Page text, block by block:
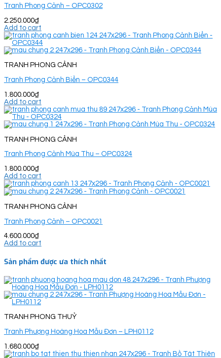
Tranh Phong Cảnh – OPC0302
2.250.000₫
Add to cart
TRANH PHONG CẢNH
Tranh Phong Cảnh Biển – OPC0344
1.800.000₫
Add to cart
TRANH PHONG CẢNH
Tranh Phong Cảnh Mùa Thu – OPC0324
1.800.000₫
Add to cart
TRANH PHONG CẢNH
Tranh Phong Cảnh – OPC0021
4.600.000₫
Add to cart
Sản phẩm được ưa thích nhất
TRANH PHONG THUỶ
Tranh Phượng Hoàng Hoa Mẫu Đơn – LPH0112
1.680.000₫